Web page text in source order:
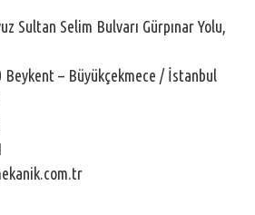
Sultan Selim Bulvarı Gürpınar Yolu,
– Büyükçekmece / İstanbul